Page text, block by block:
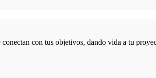
con tus objetivos, dando vida a tu